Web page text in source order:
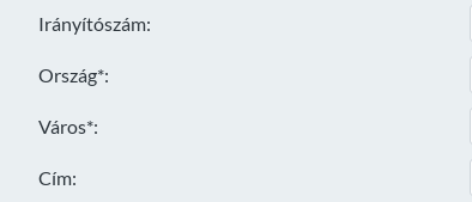
Irányítószám:
Ország*:
Város*:
Cím: